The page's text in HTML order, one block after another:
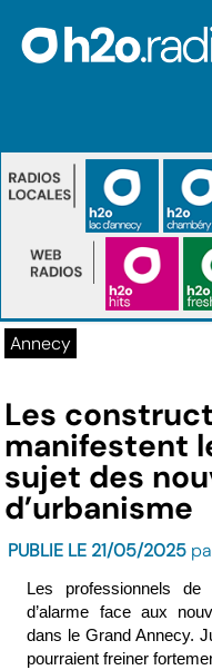
Annecy
Les
manifestent
sujet des
d’urbanisme
PUBLIE LE 21/05/2025
Les professionnels
d’alarme face aux
dans le Grand Annecy.
pourraient freiner